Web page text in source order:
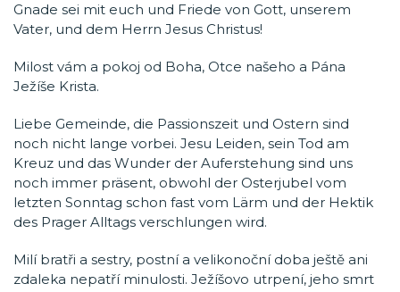
Gnade sei mit euch und Friede von Gott, unserem
Vater, und dem Herrn Jesus Christus!
Milost vám a pokoj od Boha, Otce našeho a Pána
Ježíše Krista.
Liebe Gemeinde, die Passionszeit und Ostern sind
noch nicht lange vorbei. Jesu Leiden, sein Tod am
Kreuz und das Wunder der Auferstehung sind uns
noch immer präsent, obwohl der Osterjubel vom
letzten Sonntag schon fast vom Lärm und der Hektik
des Prager Alltags verschlungen wird.
Milí bratři a sestry, postní a velikonoční doba ještě ani
zdaleka nepatří minulosti. Ježíšovo utrpení, jeho smrt